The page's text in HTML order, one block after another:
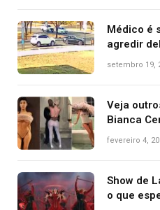
Médico é
agredir
durante
setembro 19,
Veja
Bianca
West que
fevereiro 4,
Show de
o que